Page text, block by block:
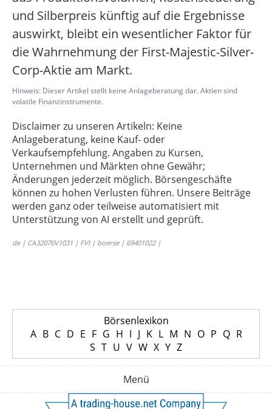
und Silberpreis künftig auf die Ergebnisse
auswirkt, bleibt ein wesentlicher Faktor für
die Wahrnehmung der First-Majestic-Silver-
Corp-Aktie am Markt.
Hinweis: Dieser Artikel stellt keine Anlageberatung dar. Aktien sind
volatile Finanzinstrumente.
Disclaimer zu unseren Artikeln: Keine
Anlageberatung, keine Kauf- oder
Verkaufsempfehlung. Angaben zu Kursen,
Unternehmen und Märkten ohne Gewähr;
Änderungen jederzeit möglich. Börsengeschäfte
können zu hohen Verlusten führen. Unsere Beiträge
werden ganz oder teilweise automatisiert mit
Unterstützung von AI erstellt und geprüft.
de | CA32076V1031 | FVI | boerse | 69401022 |
Börsenlexikon
A B C D E F G H I J K L M N O P Q R
S T U V W X Y Z
Menü